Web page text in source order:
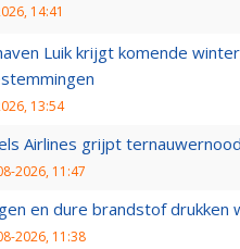
14:41
Luik krijgt komende
13:54
Airlines grijpt
2026, 11:47
en dure brandstof drukken
2026, 11:38